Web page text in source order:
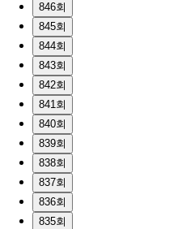
846회
845회
844회
843회
842회
841회
840회
839회
838회
837회
836회
835회